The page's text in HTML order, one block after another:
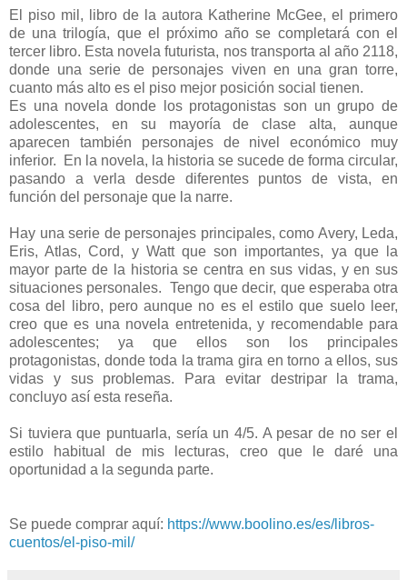
El piso mil, libro de la autora Katherine McGee, el primero
de una trilogía, que el próximo año se completará con el
tercer libro. Esta novela futurista, nos transporta al año 2118,
donde una serie de personajes viven en una gran torre,
cuanto más alto es el piso mejor posición social tienen.
Es una novela donde los protagonistas son un grupo de
adolescentes, en su mayoría de clase alta, aunque
aparecen también personajes de nivel económico muy
inferior. En la novela, la historia se sucede de forma circular,
pasando a verla desde diferentes puntos de vista, en
función del personaje que la narre.
Hay una serie de personajes principales, como Avery, Leda,
Eris, Atlas, Cord, y Watt que son importantes, ya que la
mayor parte de la historia se centra en sus vidas, y en sus
situaciones personales. Tengo que decir, que esperaba otra
cosa del libro, pero aunque no es el estilo que suelo leer,
creo que es una novela entretenida, y recomendable para
adolescentes; ya que ellos son los principales
protagonistas, donde toda la trama gira en torno a ellos, sus
vidas y sus problemas. Para evitar destripar la trama,
concluyo así esta reseña.
Si tuviera que puntuarla, sería un 4/5. A pesar de no ser el
estilo habitual de mis lecturas, creo que le daré una
oportunidad a la segunda parte.
Se puede comprar aquí: https://www.boolino.es/es/libros-
cuentos/el-piso-mil/